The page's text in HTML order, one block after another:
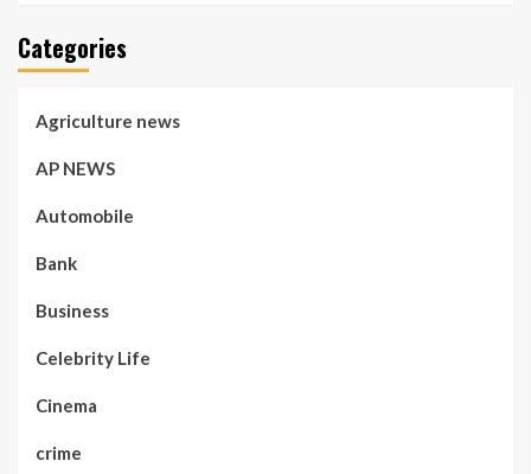
Categories
Agriculture news
AP NEWS
Automobile
Bank
Business
Celebrity Life
Cinema
crime